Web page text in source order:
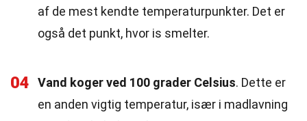
af de mest kendte temperaturpunkter. Det er
også det punkt, hvor is smelter.
04 Vand koger ved 100 grader Celsius. Dette er
en anden vigtig temperatur, især i madlavning